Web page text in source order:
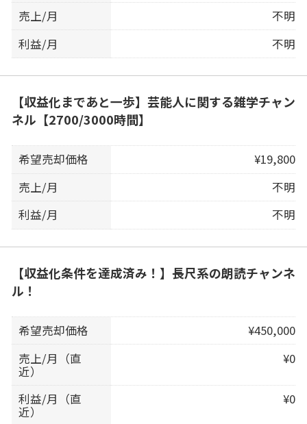
売上/月
不明
利益/月
不明
【収益化まであと一歩】芸能人に関する雑学チャン
ネル【2700/3000時間】
希望売却価格
¥19,800
売上/月
不明
利益/月
不明
【収益化条件を達成済み！】長尺系の朗読チャンネ
ル！
希望売却価格
¥450,000
売上/月（直
近）
¥0
利益/月（直
近）
¥0